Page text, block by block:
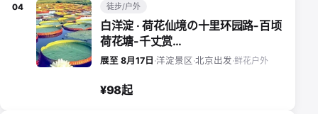
04 徒步/户外
白洋淀 · 荷花仙境の十里环园路-百顷
荷花塘-千丈赏…
展至 8月17日 ·洋淀景区·北京出发·鲜花户外
¥98起